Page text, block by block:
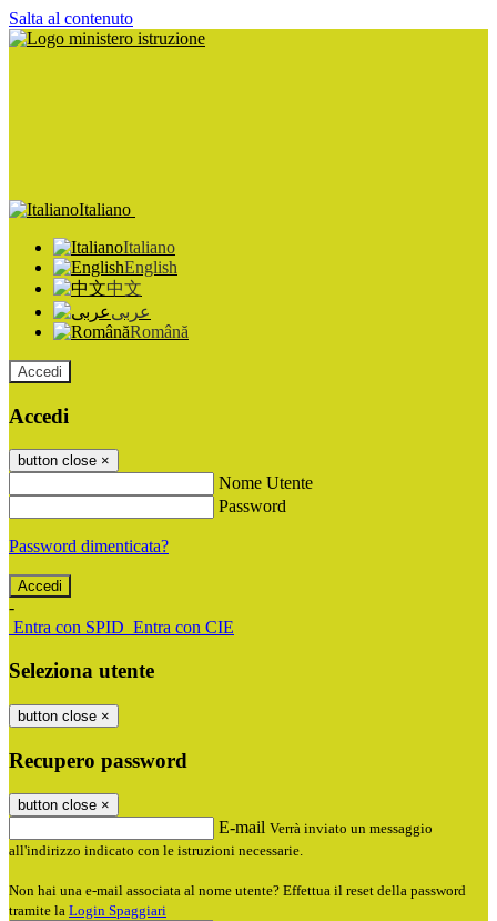
Salta al contenuto
Italiano
Italiano
English
中文
عربى
Română
Accedi
Accedi
button close ×
Nome Utente
Password
Password dimenticata?
-
Entra con SPID Entra con CIE
Seleziona utente
button close ×
Recupero password
button close ×
E-mail Verrà inviato un messaggio
all'indirizzo indicato con le istruzioni necessarie.
Non hai una e-mail associata al nome utente? Effettua il reset della password
tramite la Login Spaggiari